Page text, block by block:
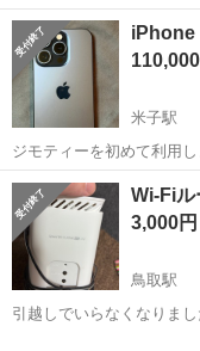
取引になります！
鳥取 鳥取市
iPhone
米子駅
ジモティーを初めて利用します。 2023年10月にアップル
ョップにて購入しました
数箇所 ②左側面にケース
③本体下部充電差し込み...
鳥取 米子市
Wi-Fi
3,000円
鳥取駅
引越しでいらなくなりま